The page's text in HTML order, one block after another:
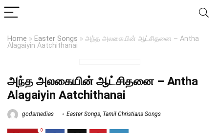
Home » Easter Songs » அந்த அலகையின் ஆட்சிதனை – Antha
Alagaiyin Aatchithanai
அந்த அலகையின் ஆட்சிதனை – Antha
Alagaiyin Aatchithanai
godsmedias Easter Songs, Tamil Christians Songs
0